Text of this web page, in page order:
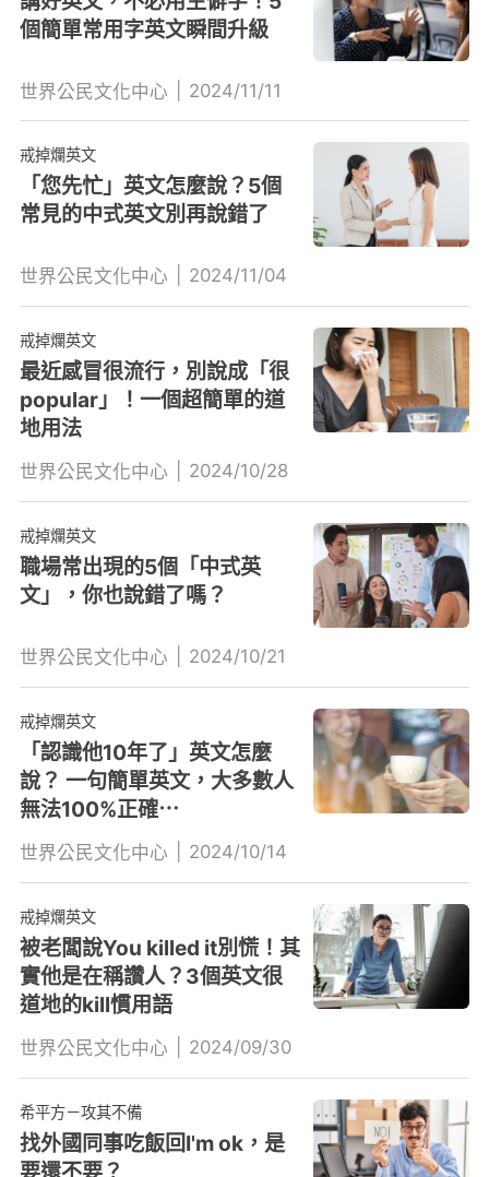
個簡單常用字英文瞬間升級
世界公民文化中心 2024/11/11
戒掉爛英文
「您先忙」英文怎麼說？5個
常見的中式英文別再說錯了
世界公民文化中心 2024/11/04
戒掉爛英文
最近感冒很流行，別說成「很
popular」！一個超簡單的道
地用法
世界公民文化中心 2024/10/28
戒掉爛英文
職場常出現的5個「中式英
文」，你也說錯了嗎？
世界公民文化中心 2024/10/21
戒掉爛英文
「認識他10年了」英文怎麼
說？ 一句簡單英文，大多數人
無法100%正確⋯
世界公民文化中心 2024/10/14
戒掉爛英文
被老闆說You killed it別慌！其
實他是在稱讚人？3個英文很
道地的kill慣用語
世界公民文化中心 2024/09/30
希平方－攻其不備
找外國同事吃飯回I'm ok，是
要還不要？